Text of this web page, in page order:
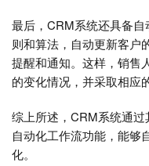
最后，CRM系统还具备
则和算法，自动更新客户
提醒和通知。这样，销售
的变化情况，并采取相应
综上所述，CRM系统通
自动化工作流功能，能够
化。